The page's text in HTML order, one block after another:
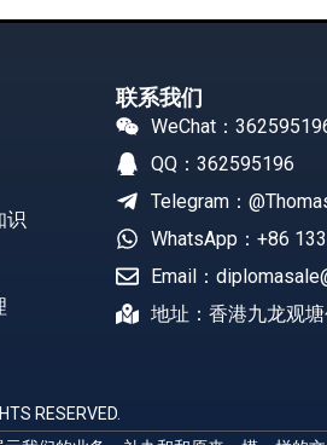
识
联系我们
WeChat：
QQ：362595196
Telegram：
WhatsApp：+86
Email：
地址：香港九龙观
RESERVED.